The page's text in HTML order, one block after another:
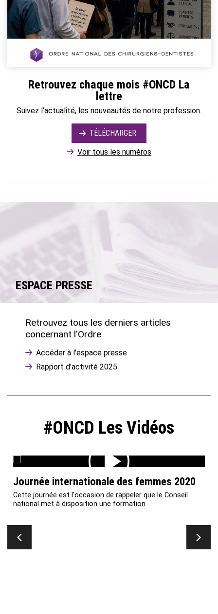
Retrouvez chaque mois #ONCD La
lettre
Suivez l’actualité, les nouveautés de notre profession.
TÉLÉCHARGER
Voir tous les numéros
ESPACE PRESSE
Retrouvez tous les derniers articles
concernant l'Ordre
Accéder à l'espace presse
Rapport d’activité 2025
#ONCD Les Vidéos
▶
Lire (Vimeo)
Journée internationale des femmes 2020
Cette journée est l'occasion de rappeler que le Conseil
national met à disposition une formation